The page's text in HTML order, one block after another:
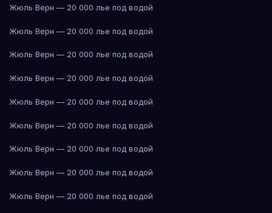
Жюль Верн — 20 000 лье под водой
Жюль Верн — 20 000 лье под водой
Жюль Верн — 20 000 лье под водой
Жюль Верн — 20 000 лье под водой
Жюль Верн — 20 000 лье под водой
Жюль Верн — 20 000 лье под водой
Жюль Верн — 20 000 лье под водой
Жюль Верн — 20 000 лье под водой
Жюль Верн — 20 000 лье под водой